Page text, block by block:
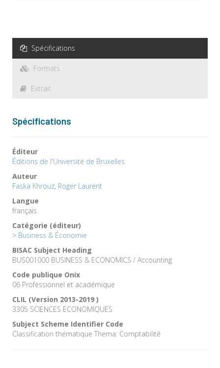
Spécifications
Formats
Extrait
Spécifications
Éditeur
Éditions de l'Université de Bruxelles
Auteur
Faska Khrouz, Roger Laurent
Langue
français
Catégorie (éditeur)
> Business & Économie
BISAC Subject Heading
BUS001000 BUSINESS & ECONOMICS / Accounting
Code publique Onix
06 Professionnel et académique
CLIL (Version 2013-2019 )
3305 SCIENCES ECONOMIQUES
Subject Scheme Identifier Code
Classification thématique Thema: Comptabilité